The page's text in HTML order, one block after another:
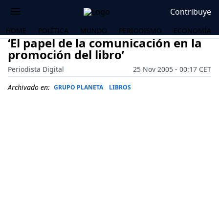
Contribuye
HOME POLÍTICA MUNDO PERIODISMO ECONOMÍA
‘El papel de la comunicación en la
promoción del libro’
Periodista Digital
25 Nov 2005 - 00:17 CET
Archivado en: GRUPO PLANETA LIBROS